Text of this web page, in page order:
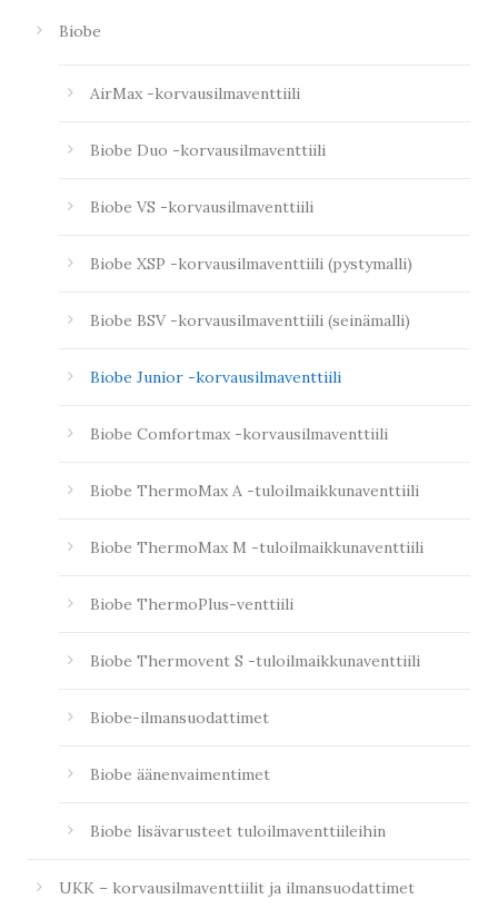
Biobe
AirMax -korvausilmaventtiili
Biobe Duo -korvausilmaventtiili
Biobe VS -korvausilmaventtiili
Biobe XSP -korvausilmaventtiili (pystymalli)
Biobe BSV -korvausilmaventtiili (seinämalli)
Biobe Junior -korvausilmaventtiili
Biobe Comfortmax -korvausilmaventtiili
Biobe ThermoMax A -tuloilmaikkunaventtiili
Biobe ThermoMax M -tuloilmaikkunaventtiili
Biobe ThermoPlus-venttiili
Biobe Thermovent S -tuloilmaikkunaventtiili
Biobe-ilmansuodattimet
Biobe äänenvaimentimet
Biobe lisävarusteet tuloilmaventtiileihin
UKK – korvausilmaventtiilit ja ilmansuodattimet